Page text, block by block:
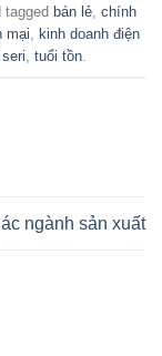
tagged bán lẻ, chính
mại, kinh doanh điện
, tuổi tồn.
ngành sản xuất